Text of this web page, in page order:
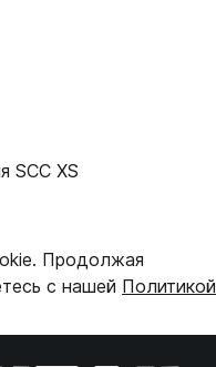
SCC XS
Продолжая
с нашей Политикой